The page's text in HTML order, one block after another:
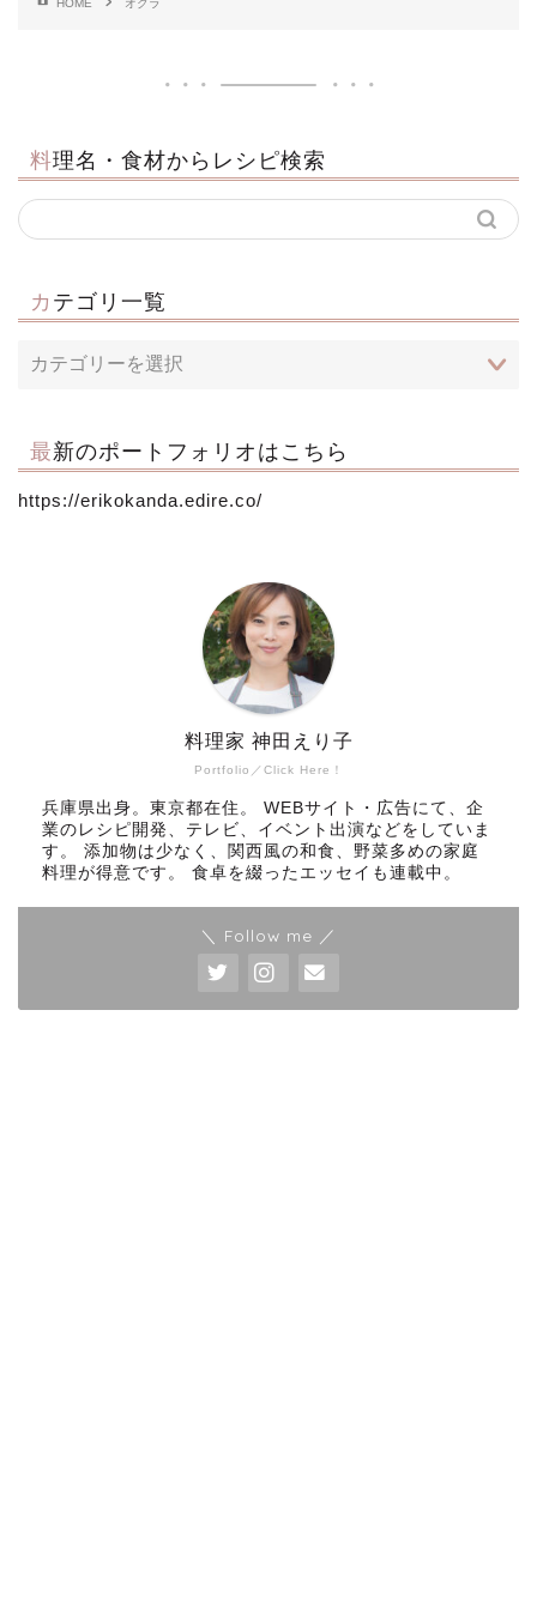
HOME オクラ
料理名・食材からレシピ検索
カテゴリ一覧
最新のポートフォリオはこちら
https://erikokanda.edire.co/
Portfolio／Click Here！
料理家 神田えり子
兵庫県出身。東京都在住。 WEBサイト・広告にて、企
業のレシピ開発、テレビ、イベント出演などをしていま
す。 添加物は少なく、関西風の和食、野菜多めの家庭
料理が得意です。 食卓を綴ったエッセイも連載中。
＼ Follow me ／